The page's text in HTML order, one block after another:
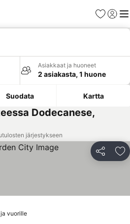
Suosikit
Asiakkaat ja huoneet
2 asiakasta, 1 huone
Suodata Kartta
Dodecanese,
järjestykseen
Jaa
vuorille